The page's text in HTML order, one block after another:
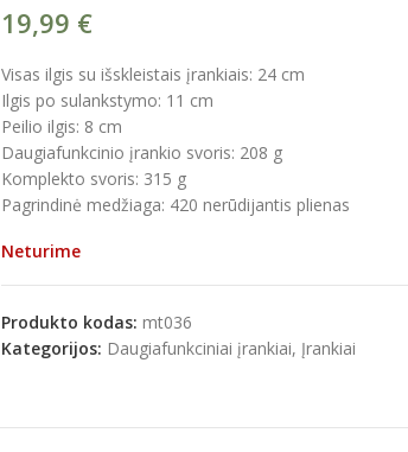
19,99 €
Visas ilgis su išskleistais įrankiais: 24 cm
Ilgis po sulankstymo: 11 cm
Peilio ilgis: 8 cm
Daugiafunkcinio įrankio svoris: 208 g
Komplekto svoris: 315 g
Pagrindinė medžiaga: 420 nerūdijantis plienas
Neturime
Produkto kodas: mt036
Kategorijos: Daugiafunkciniai įrankiai, Įrankiai